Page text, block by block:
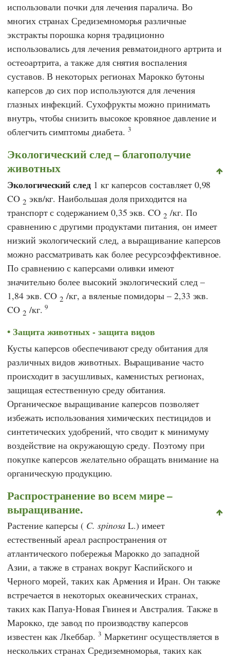
использовали почки для лечения паралича. Во
многих странах Средиземноморья различные
экстракты порошка корня традиционно
использовались для лечения ревматоидного артрита и
остеоартрита, а также для снятия воспаления
суставов. В некоторых регионах Марокко бутоны
каперсов до сих пор используются для лечения
глазных инфекций. Сухофрукты можно принимать
внутрь, чтобы снизить высокое кровяное давление и
облегчить симптомы диабета. 3
Экологический след – благополучие
животных
Экологический след 1 кг каперсов составляет 0,98
CO 2 экв/кг. Наибольшая доля приходится на
транспорт с содержанием 0,35 экв. CO2 /кг. По
сравнению с другими продуктами питания, он имеет
низкий экологический след, а выращивание каперсов
можно рассматривать как более ресурсоэффективное.
По сравнению с каперсами оливки имеют
значительно более высокий экологический след –
1,84 экв. CO2 /кг, а вяленые помидоры – 2,33 экв.
CO 2 /кг.9
Защита животных - защита видов
Кусты каперсов обеспечивают среду обитания для
различных видов животных. Выращивание часто
происходит в засушливых, каменистых регионах,
защищая естественную среду обитания.
Органическое выращивание каперсов позволяет
избежать использования химических пестицидов и
синтетических удобрений, что сводит к минимуму
воздействие на окружающую среду. Поэтому при
покупке каперсов желательно обращать внимание на
органическую продукцию.
Распространение во всем мире –
выращивание.
Растение каперсы ( C. spinosa L.) имеет
естественный ареал распространения от
атлантического побережья Марокко до западной
Азии, а также в странах вокруг Каспийского и
Черного морей, таких как Армения и Иран. Он также
встречается в некоторых океанических странах,
таких как Папуа-Новая Гвинея и Австралия. Также в
Марокко, где завод по производству каперсов
известен как Лкеббар. 3 Маркетинг осуществляется в
нескольких странах Средиземноморья, таких как